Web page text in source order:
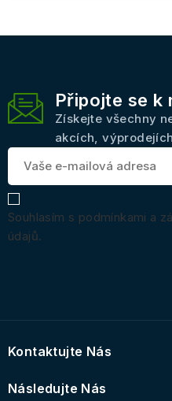
Připojte se k
Získejte všechny
akcích,
Souhlasím s podmínkami a
údajů.
Kontaktujte Nás
Následujte Nás